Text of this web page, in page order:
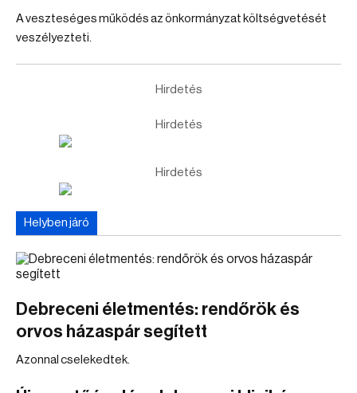
A veszteséges működés az önkormányzat költségvetését
veszélyezteti.
Hirdetés
Hirdetés
Hirdetés
Helyben járó
Debreceni életmentés: rendőrök és
orvos házaspár segített
Azonnal cselekedtek.